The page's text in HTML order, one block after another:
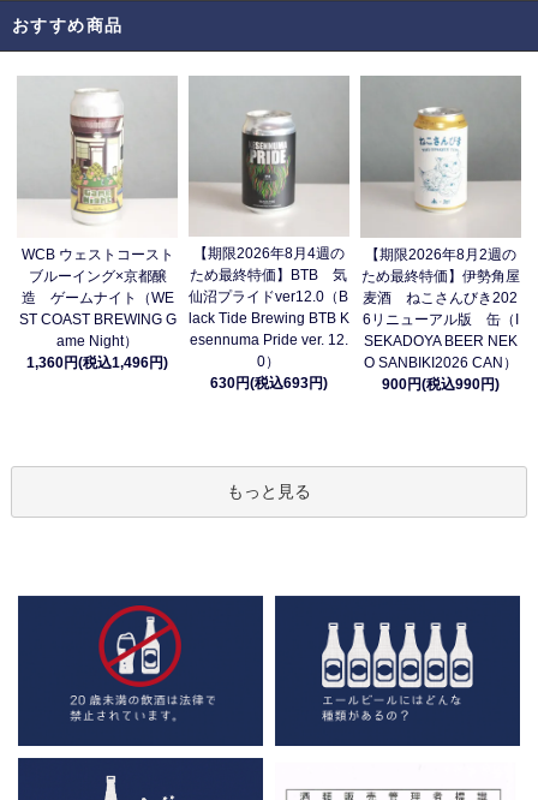
おすすめ商品
WCB ウェストコースト
ブルーイング×京都醸
造 ゲームナイト（WE
ST COAST BREWING G
ame Night）
1,360円(税込1,496円)
【期限2026年8月4週の
ため最終特価】BTB 気
仙沼プライドver12.0（B
lack Tide Brewing BTB K
esennuma Pride ver. 12.
0）
630円(税込693円)
【期限2026年8月2週の
ため最終特価】伊勢角屋
麦酒 ねこさんびき202
6リニューアル版 缶（I
SEKADOYA BEER NEK
O SANBIKI2026 CAN）
900円(税込990円)
もっと見る